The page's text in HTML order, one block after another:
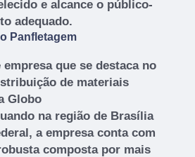
e alcance o público-
adequado.
Panfletagem
empresa que se destaca no
de materiais
Globo
na região de Brasília
a empresa conta com
composta por mais